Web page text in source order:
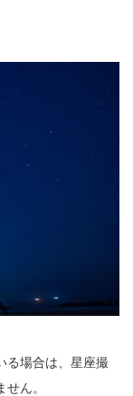
る場合は、星座撮
ん。